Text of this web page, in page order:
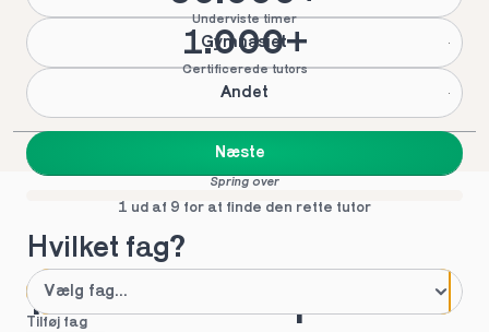
Gymnasiet
Andet
Næste
Spring over
1 ud af 9 for at finde den rette tutor
Hvilket fag?
Tilføj fag
Underviste timer
1.000+
Certificerede tutors
Mød vores top tutors